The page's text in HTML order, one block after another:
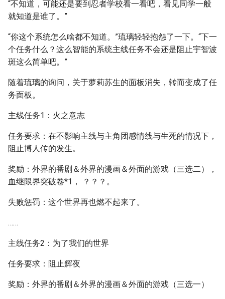
“不知道，可能还是要到忍者学校看一看吧，看见同学一般
就知道是谁了。”
“你这个系统怎么啥都不知道。”琉璃轻轻抱怨了一下。“下一
个任务什么？这么智能的系统主线任务不会还是阻止宇智波
斑这么简单吧。”
随着琉璃的询问，关于萝莉苏生的面板消失，转而变成了任
务面板。
主线任务1：火之意志
任务要求：在不影响主线与主角团感情线与生死的情况下，
阻止博人传的发生。
奖励：外界的番剧＆外界的漫画＆外面的游戏（三选二），
血继限界突破卷*1， ？？？。
失败惩罚：这个世界再也燃不起来了。
……
主线任务2：为了我们的世界
任务要求：阻止辉夜
奖励：外界的番剧＆外界的漫画＆外面的游戏（三选一）